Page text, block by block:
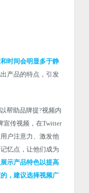
时间会明显多于静
产品的特点，引发
帮助品牌提?视频内
宣传视频，在Twitter
户注意力、激发他
忆点，让他们成为
示产品特色以提高
，建议选择视频广